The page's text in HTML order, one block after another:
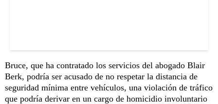
Bruce, que ha contratado los servicios del abogado Blair
Berk, podría ser acusado de no respetar la distancia de
seguridad mínima entre vehículos, una violación de tráfico
que podría derivar en un cargo de homicidio involuntario